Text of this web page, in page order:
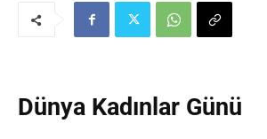
Dünya Kadınlar Günü